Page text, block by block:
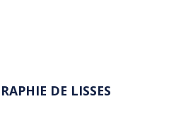
DE LISSES